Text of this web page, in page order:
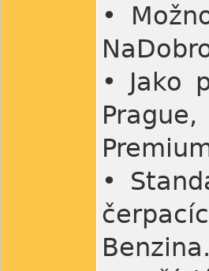
•
• Jako
•
Benzina.